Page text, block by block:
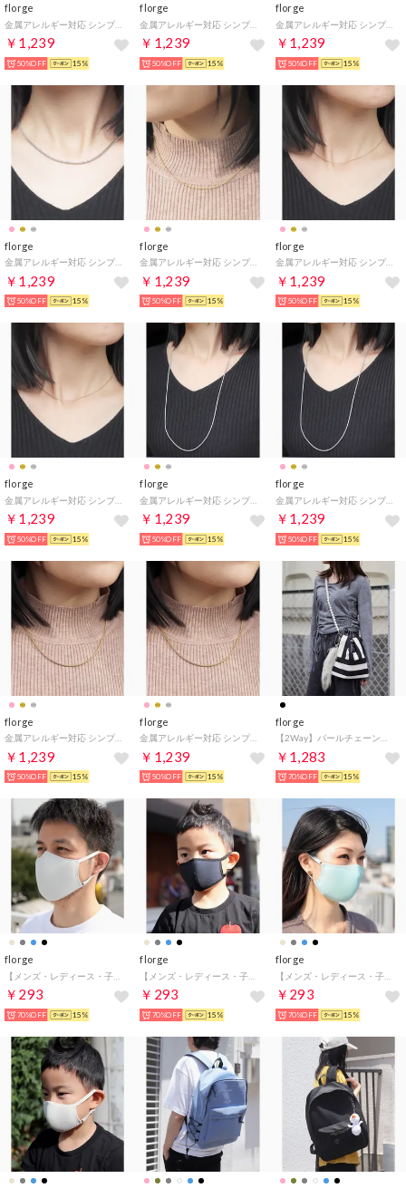
florge
￥1,239
50%OFF 15%
florge
￥1,239
50%OFF 15%
florge
金属アレルギー対応 シンプルスネークチェーンステンレスネックレス 1.5mm/38cm （ゴールド）
￥1,239
50%OFF 15%
florge
￥1,239
50%OFF 15%
florge
￥1,239
50%OFF 15%
florge
金属アレルギー対応 シンプルスネークチェーンステンレスネックレス 1.5mm/38cm （ピンクゴールド）
￥1,239
50%OFF 15%
florge
￥1,239
50%OFF 15%
florge
￥1,239
50%OFF 15%
florge
金属アレルギー対応 シンプルスネークチェーンステンレスネックレス 0.9mm/70cm （シルバー）
￥1,239
50%OFF 15%
florge
￥1,239
50%OFF 15%
florge
￥1,239
50%OFF 15%
florge
￥1,283
70%OFF 15%
florge
￥293
70%OFF 15%
florge
￥293
70%OFF 15%
florge
【メンズ・レディース・子供用】耳が痛くならない洗える高性能マスク【返品不可商品】 （ブルー）
￥293
70%OFF 15%